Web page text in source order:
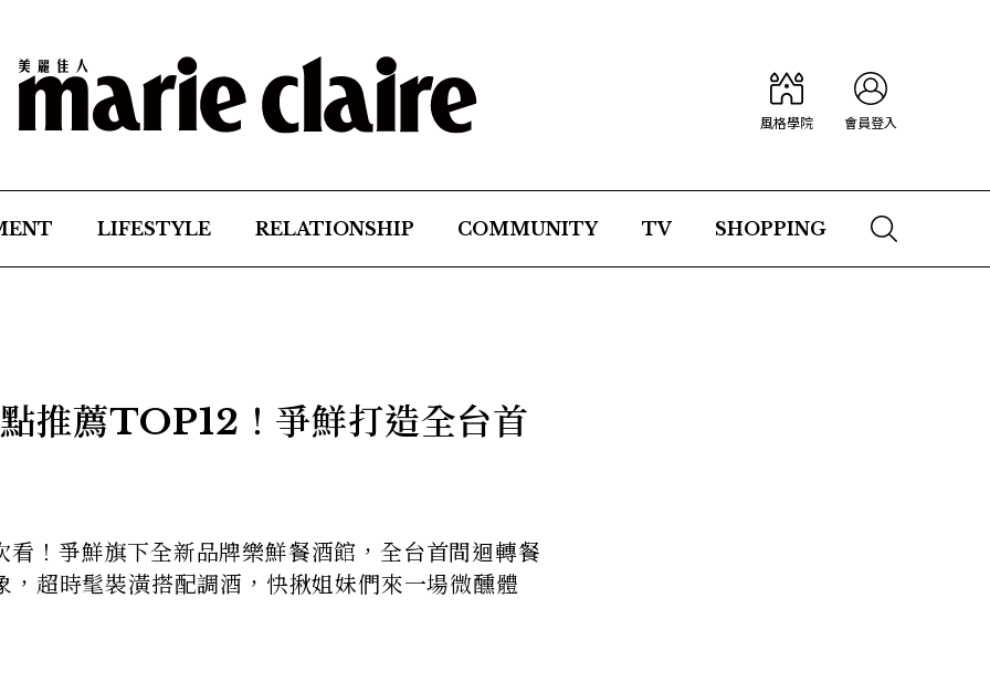
風格學院 會員登入
LIFESTYLE RELATIONSHIP COMMUNITY TV SHOPPING
推薦TOP12！爭鮮打造全台首
！爭鮮旗下全新品牌樂鮮餐酒館，全台首間迴轉餐
超時髦裝潢搭配調酒，快揪姐妹們來一場微醺體